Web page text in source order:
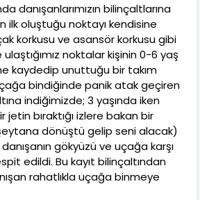
danışanlarımızın bilinçaltlarına
ilk oluştuğu noktayı kendisine
korkusu ve asansör korkusu gibi
noktalar kişinin 0-6 yaş
kaydedip unuttuğu bir takım
bindiğinde panik atak geçiren
indiğimizde; 3 yaşında iken
bıraktığı izlere bakan bir
şeytana dönüştü gelip seni alacak)
gökyüzü ve uçağa karşı
edildi. Bu kayıt bilinçaltından
rahatlıkla uçağa binmeye